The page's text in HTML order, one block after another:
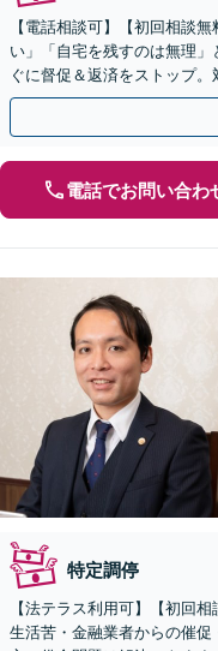
【電話相談可】【初回相談
い」「自宅を残すのは無理
ぐに督促＆返済をストップ
ます。法人破産も実績多数
電話でお問い合わ
特定調停
【法テラス利用可】【初回
生活苦・金融業者からの催